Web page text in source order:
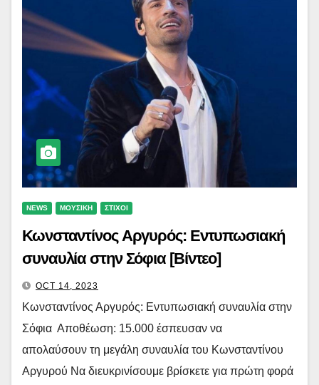
NEWS ΜΟΥΣΙΚΗ ΣΤΙΧΟΙ
Κωνσταντίνος Αργυρός: Εντυπωσιακή
συναυλία στην Σόφια [Βίντεο]
OCT 14, 2023
Κωνσταντίνος Αργυρός: Εντυπωσιακή συναυλία στην
Σόφια Αποθέωση: 15.000 έσπευσαν να
απολαύσουν τη μεγάλη συναυλία του Κωνσταντίνου
Αργυρού Να διευκρινίσουμε βρίσκετε για πρώτη φορά